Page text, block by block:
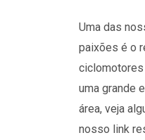
Uma das
paixões é o
uma grande
área, veja
nosso link